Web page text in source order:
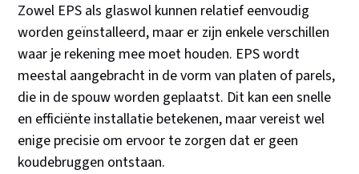
Zowel EPS als glaswol kunnen relatief eenvoudig
worden geïnstalleerd, maar er zijn enkele verschillen
waar je rekening mee moet houden. EPS wordt
meestal aangebracht in de vorm van platen of parels,
die in de spouw worden geplaatst. Dit kan een snelle
en efficiënte installatie betekenen, maar vereist wel
enige precisie om ervoor te zorgen dat er geen
koudebruggen ontstaan.